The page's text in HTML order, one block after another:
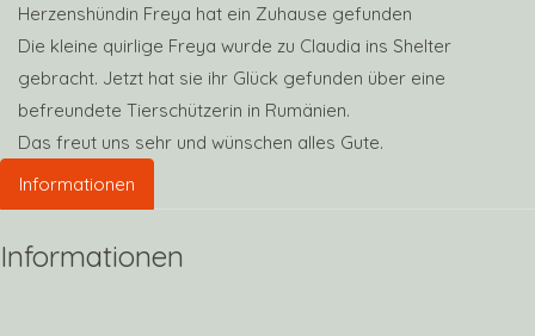
Herzenshündin Freya hat ein Zuhause gefunden
Die kleine quirlige Freya wurde zu Claudia ins Shelter
gebracht. Jetzt hat sie ihr Glück gefunden über eine
befreundete Tierschützerin in Rumänien.
Das freut uns sehr und wünschen alles Gute.
Informationen
Informationen